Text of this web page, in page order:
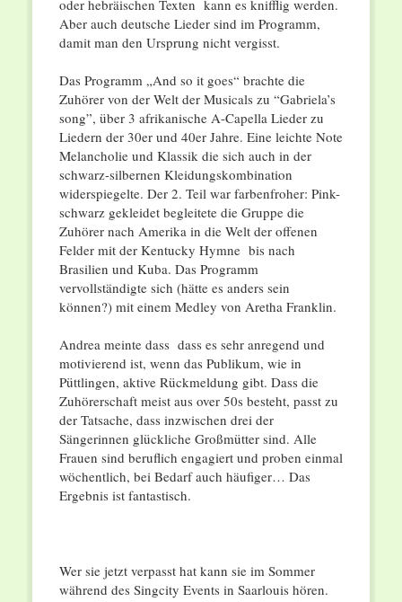
oder hebräischen Texten kann es knifflig werden.
Aber auch deutsche Lieder sind im Programm,
damit man den Ursprung nicht vergisst.
Das Programm „And so it goes“ brachte die
Zuhörer von der Welt der Musicals zu “Gabriela’s
song”, über 3 afrikanische A-Capella Lieder zu
Liedern der 30er und 40er Jahre. Eine leichte Note
Melancholie und Klassik die sich auch in der
schwarz-silbernen Kleidungskombination
widerspiegelte. Der 2. Teil war farbenfroher: Pink-
schwarz gekleidet begleitete die Gruppe die
Zuhörer nach Amerika in die Welt der offenen
Felder mit der Kentucky Hymne bis nach
Brasilien und Kuba. Das Programm
vervollständigte sich (hätte es anders sein
können?) mit einem Medley von Aretha Franklin.
Andrea meinte dass dass es sehr anregend und
motivierend ist, wenn das Publikum, wie in
Püttlingen, aktive Rückmeldung gibt. Dass die
Zuhörerschaft meist aus over 50s besteht, passt zu
der Tatsache, dass inzwischen drei der
Sängerinnen glückliche Großmütter sind. Alle
Frauen sind beruflich engagiert und proben einmal
wöchentlich, bei Bedarf auch häufiger… Das
Ergebnis ist fantastisch.
Wer sie jetzt verpasst hat kann sie im Sommer
während des Singcity Events in Saarlouis hören.